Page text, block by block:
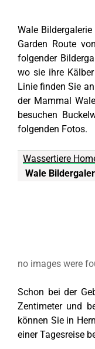
Wale
Garden Route
folgender
wo sie ihre
Linie finden Sie
der Mammal
besuchen
folgenden Fotos.
Wassertiere
Wale
no images were
Schon bei der
Zentimeter und
können Sie in
einer Tagesreise